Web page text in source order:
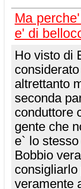
Ma
e' di
Ho visto di
altrettanto
seconda
conduttore
gente che
e` lo
Bobbio
veramente